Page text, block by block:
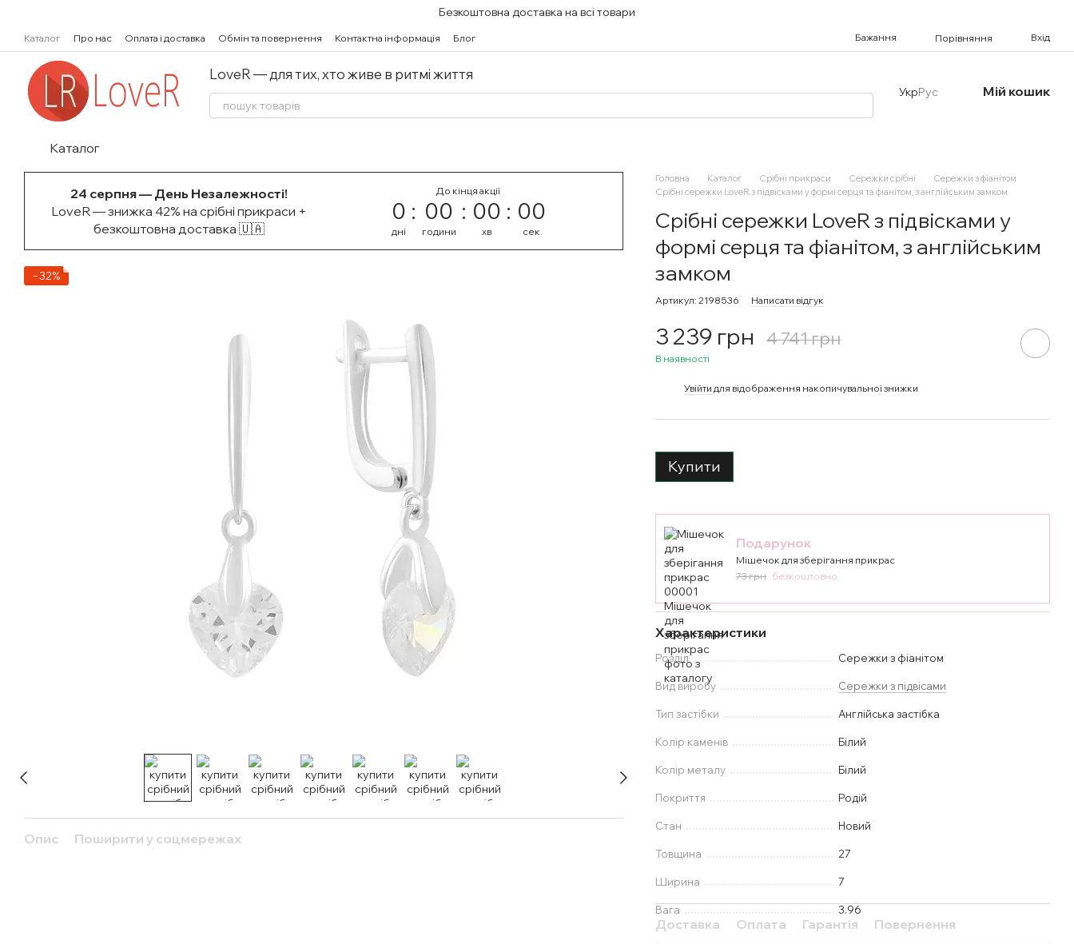
Безкоштовна доставка на всі товари
Каталог Про нас Оплата і доставка Обмін та повернення Контактна інформація Блог Бажання Порівняння Вхід
LoveR — для тих, хто живе в ритмі життя
УкрРус Мій кошик
Каталог
24 серпня — День Незалежності!
LoveR — знижка 42% на срібні прикраси +
безкоштовна доставка 🇺🇦
До кінця акції
0
дні
00
години
00
хв
00
сек
−32%
Опис Поширити у соцмережах
Головна Каталог Срібні прикраси Сережки срібні
Сережки з фіанітом
Срібні сережки LoveR з підвісками у формі серця та фіанітом, з англійським замком
Срібні сережки LoveR з підвісками у
формі серця та фіанітом, з англійським
замком
Артикул: 2198536 Написати відгук
3 239 грн 4 741 грн
В наявності
Увійти для відображення накопичувальної знижки
Купити
Подарунок
Мішечок для зберігання прикрас
73 грн безкоштовно
Характеристики
Розділ Сережки з фіанітом
Вид виробу Сережки з підвісами
Тип застібки Англійська застібка
Колір каменів Білий
Колір металу Білий
Покриття Родій
Стан Новий
Товщина 27
Ширина 7
Вага 3.96
Доставка Оплата Гарантія Повернення